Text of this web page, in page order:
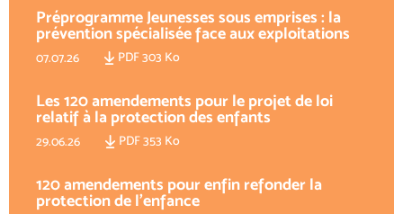
Préprogramme Jeunesses sous emprises : la
prévention spécialisée face aux exploitations
07.07.26 PDF 303 Ko
Les 120 amendements pour le projet de loi
relatif à la protection des enfants
29.06.26 PDF 353 Ko
120 amendements pour enfin refonder la
protection de l'enfance